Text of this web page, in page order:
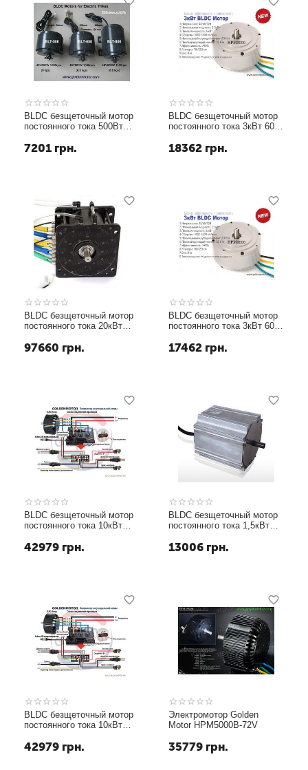
BLDC безщеточный мотор
постоянного тока 500Вт
7201 грн.
BLDC безщеточный мотор
постоянного тока 3кВт 60В
18362 грн.
BLDC безщеточный мотор
постоянного тока 20кВт
охлаждение
97660 грн.
BLDC безщеточный мотор
постоянного тока 3кВт 60В
17462 грн.
BLDC безщеточный мотор
постоянного тока 10кВт
охлаждение
42979 грн.
BLDC безщеточный мотор
постоянного тока 1,5кВт
13006 грн.
BLDC безщеточный мотор
постоянного тока 10кВт
охлаждение
42979 грн.
Электромотор Golden
Motor HPM5000B-72V
35779 грн.